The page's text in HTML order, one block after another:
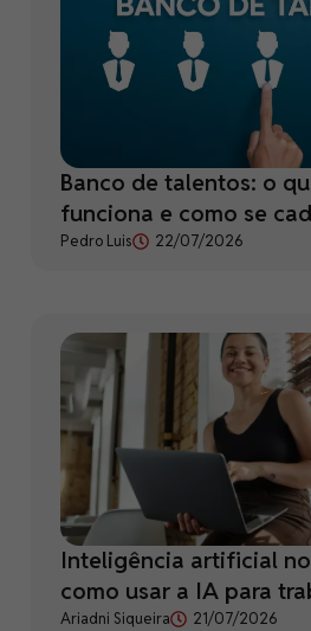
Banco de talentos: o
funciona e como se
Pedro Luis 22/07/2026
Inteligência artificial
como usar a IA para
Ariadni Siqueira 21/07/2026